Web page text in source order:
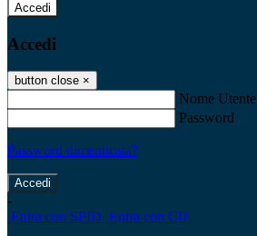
Accedi
Accedi
button close ×
Nome Utente
Password
Password dimenticata?
-
Entra con SPID Entra con CIE